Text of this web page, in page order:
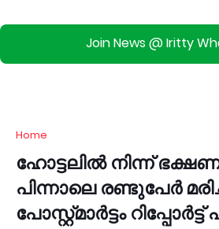
Join News @ Iritty
Home
ഹോട്ടലിൽ നിന്ന്
പിന്നാലെ രണ്ടുപേർ
പോസ്റ്റ്മാർട്ടം